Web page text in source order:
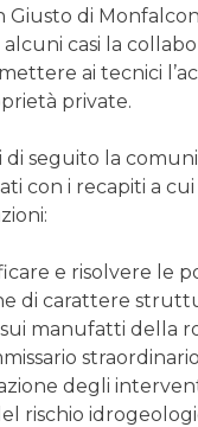
Giusto di
casi la
ai tecnici
private.
seguito la
con i recapiti a
e risolvere le
di carattere
manufatti della
degli
rischio